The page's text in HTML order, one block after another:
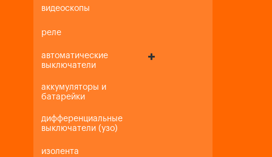
видеоскопы
реле
автоматические
выключатели
аккумуляторы и
батарейки
дифференциальные
выключатели (узо)
изолента